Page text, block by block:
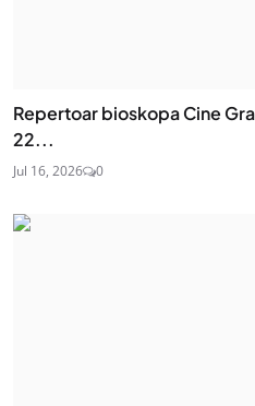
Repertoar bioskopa Cine
22...
Jul 16, 2026 0